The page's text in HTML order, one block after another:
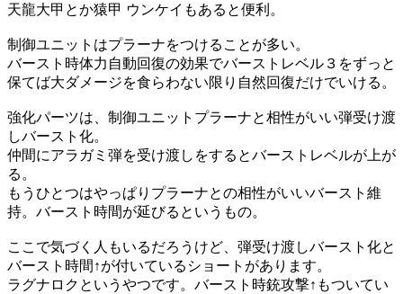
天龍大甲とか猿甲 ウンケイもあると便利。
制御ユニットはプラーナをつけることが多い。
バースト時体力自動回復の効果でバーストレベル３をずっと
保てば大ダメージを食らわない限り自然回復だけでいける。
強化パーツは、制御ユニットプラーナと相性がいい弾受け渡
しバースト化。
仲間にアラガミ弾を受け渡しをするとバーストレベルが上が
る。
もうひとつはやっぱりプラーナとの相性がいいバースト維
持。バースト時間が延びるというもの。
ここで気づく人もいるだろうけど、弾受け渡しバースト化と
バースト時間↑が付いているショートがあります。
ラグナロクというやつです。バースト時銃攻撃↑もついてい